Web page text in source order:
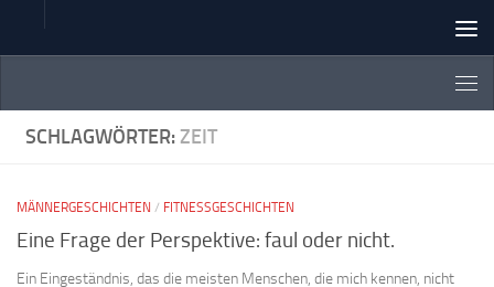
Zum Inhalt springen
SCHLAGWÖRTER: ZEIT
MÄNNERGESCHICHTEN / FITNESSGESCHICHTEN
Eine Frage der Perspektive: faul oder nicht.
Ein Eingeständnis, das die meisten Menschen, die mich kennen, nicht